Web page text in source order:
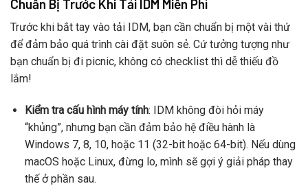
Chuẩn Bị Trước Khi Tải IDM Miễn Phí
Trước khi bắt tay vào tải IDM, bạn cần chuẩn bị một vài thứ
để đảm bảo quá trình cài đặt suôn sẻ. Cứ tưởng tượng như
bạn chuẩn bị đi picnic, không có checklist thì dễ thiếu đồ
lắm!
Kiểm tra cấu hình máy tính: IDM không đòi hỏi máy
“khủng”, nhưng bạn cần đảm bảo hệ điều hành là
Windows 7, 8, 10, hoặc 11 (32-bit hoặc 64-bit). Nếu dùng
macOS hoặc Linux, đừng lo, mình sẽ gợi ý giải pháp thay
thế ở phần sau.